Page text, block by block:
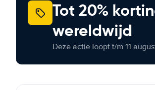
Tot 20%
wereldwijd
Deze actie loopt t/m 11